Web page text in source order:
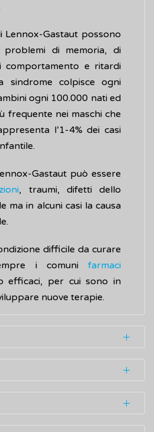
Lennox-Gastaut possono
problemi di memoria, di
comportamento e ritardi
sindrome colpisce ogni
ogni 100.000 nati ed
frequente nei maschi che
l’1-4% dei casi
Gastaut può essere
, traumi, difetti dello
ma in alcuni casi la causa
difficile da curare
i comuni farmaci
efficaci, per cui sono in
nuove terapie.
sindrome di Lennox-
più frequentemente tra i
quasi sempre prima degli
casi di sindrome di
possibile associare lecrisi